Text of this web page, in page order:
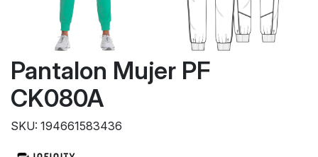
Pantalon Mujer PF
CK080A
SKU: 194661583436